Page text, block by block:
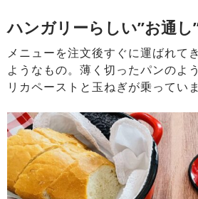
ハンガリーらしい”お通し
メニューを注文後すぐに運ばれて
ようなもの。薄く切ったパンのよ
リカペーストと玉ねぎが乗っていま